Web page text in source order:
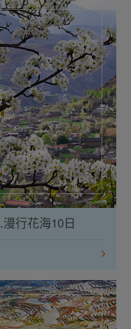
行花海10日